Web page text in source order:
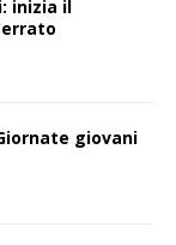
inizia il
giovani